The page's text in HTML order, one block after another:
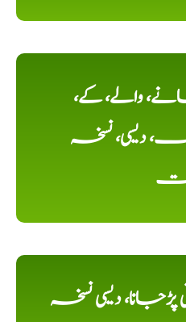
والے، کے،
دیسی، نسخہ
پڑجانا، دیسی نسخہ